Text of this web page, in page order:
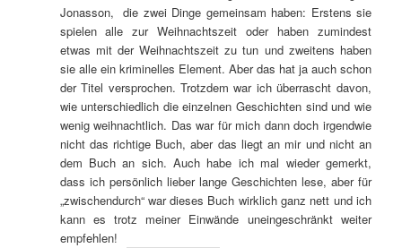
Jonasson, die zwei Dinge gemeinsam haben: Erstens sie
spielen alle zur Weihnachtszeit oder haben zumindest
etwas mit der Weihnachtszeit zu tun und zweitens haben
sie alle ein kriminelles Element. Aber das hat ja auch schon
der Titel versprochen. Trotzdem war ich überrascht davon,
wie unterschiedlich die einzelnen Geschichten sind und wie
wenig weihnachtlich. Das war für mich dann doch irgendwie
nicht das richtige Buch, aber das liegt an mir und nicht an
dem Buch an sich. Auch habe ich mal wieder gemerkt,
dass ich persönlich lieber lange Geschichten lese, aber für
„zwischendurch“ war dieses Buch wirklich ganz nett und ich
kann es trotz meiner Einwände uneingeschränkt weiter
empfehlen!